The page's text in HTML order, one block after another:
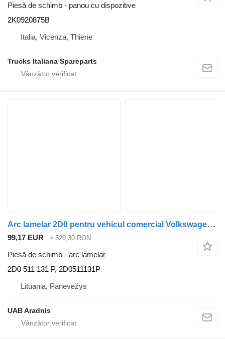
Piesă de schimb - panou cu dispozitive
2K0920875B
Italia, Vicenza, Thiene
Trucks Italiana Spareparts
Arc lamelar 2D0 pentru vehicul comercial Volkswagen LT 40-55 I (291-512)
99,17 EUR ≈ 520,30 RON
Piesă de schimb - arc lamelar
2D0 511 131 P, 2D0511131P
Lituania, Panevėžys
UAB Aradnis